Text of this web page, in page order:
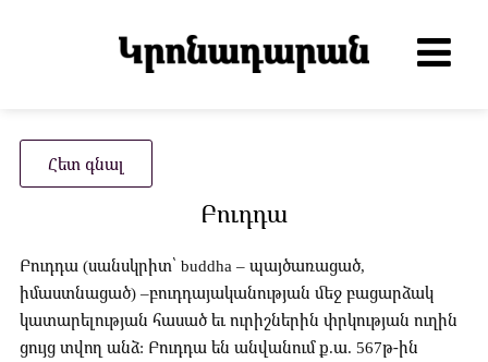
Հետ գնալ
Բուդդա
Բուդդա (սանսկրիտ՝ buddha – պայծառացած,
իմաստնացած) –բուդդայականության մեջ բացարձակ
կատարելության հասած եւ ուրիշներին փրկության ուղին
ցույց տվող անձ: Բուդդա են անվանում ք.ա. 567թ-ին